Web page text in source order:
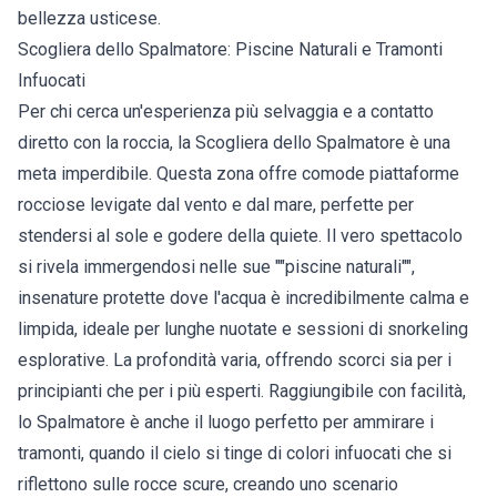
bellezza usticese.
Scogliera dello Spalmatore: Piscine Naturali e Tramonti
Infuocati
Per chi cerca un'esperienza più selvaggia e a contatto
diretto con la roccia, la Scogliera dello Spalmatore è una
meta imperdibile. Questa zona offre comode piattaforme
rocciose levigate dal vento e dal mare, perfette per
stendersi al sole e godere della quiete. Il vero spettacolo
si rivela immergendosi nelle sue ""piscine naturali"",
insenature protette dove l'acqua è incredibilmente calma e
limpida, ideale per lunghe nuotate e sessioni di snorkeling
esplorative. La profondità varia, offrendo scorci sia per i
principianti che per i più esperti. Raggiungibile con facilità,
lo Spalmatore è anche il luogo perfetto per ammirare i
tramonti, quando il cielo si tinge di colori infuocati che si
riflettono sulle rocce scure, creando uno scenario